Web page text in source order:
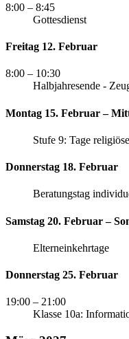
8:00 – 8:45
Gottesdienst
Freitag 12. Februar
8:00 – 10:30
Halbjahresende -
Montag 15. Februar –
Stufe 9: Tage
Donnerstag 18. Februar
Beratungstag
Samstag 20. Februar –
Elterneinkehrtage
Donnerstag 25. Februar
19:00 – 21:00
Klasse 10a: